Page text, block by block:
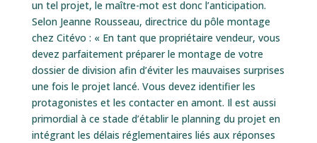
un tel projet, le maître-mot est donc l’anticipation.
Selon Jeanne Rousseau, directrice du pôle montage
chez Citévo : « En tant que propriétaire vendeur, vous
devez parfaitement préparer le montage de votre
dossier de division afin d’éviter les mauvaises surprises
une fois le projet lancé. Vous devez identifier les
protagonistes et les contacter en amont. Il est aussi
primordial à ce stade d’établir le planning du projet en
intégrant les délais réglementaires liés aux réponses